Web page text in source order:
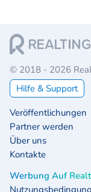
© 2018 - 2026
Hilfe & Support
Veröffentlichungen
Partner werden
Über uns
Kontakte
Werbung Auf